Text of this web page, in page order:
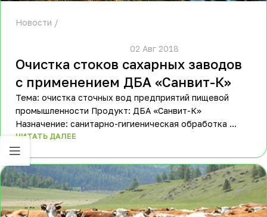
Новости
Очистка стоков сахарных заводов
с применением ДБА «Санвит-К»
Тема: очистка сточных вод предприятий пищевой
промышленности Продукт: ДБА «Санвит-К»
Назначение: санитарно-гигиеническая обработка ...
ЧИТАТЬ ДАЛЕЕ